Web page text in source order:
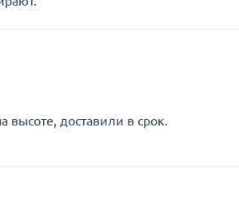
высоте, доставили в срок.